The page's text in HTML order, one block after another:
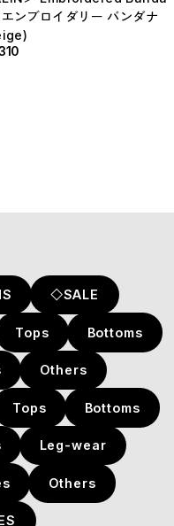
◇SALE
Tops Bottoms
Others
Tops Bottoms
Leg-wear
Others
ンブロイダリー バンダナ